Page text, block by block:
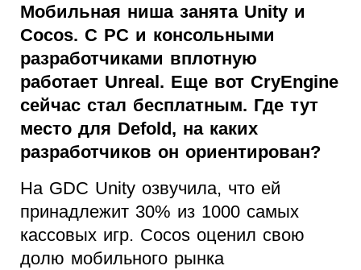
Мобильная ниша занята Unity и
Cocos. С PC и консольными
разработчиками вплотную
работает Unreal. Еще вот CryEngine
сейчас стал бесплатным. Где тут
место для Defold, на каких
разработчиков он ориентирован?
На GDC Unity озвучила, что ей
принадлежит 30% из 1000 самых
кассовых игр. Cocos оценил свою
долю мобильного рынка